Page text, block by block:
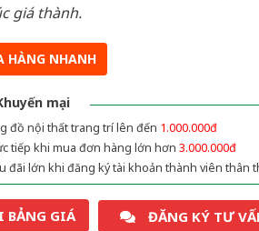
giá thành.
HÀNG NHANH
mại
đồ nội thất trang trí lên đến 1.000.000đ
tiếp khi mua đơn hàng lớn hơn 3.000.000đ
đãi lớn khi đăng ký tài khoản thành viên thân
BẢNG GIÁ ĐĂNG KÝ TƯ